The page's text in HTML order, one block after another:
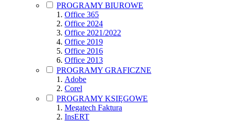
PROGRAMY BIUROWE
Office 365
Office 2024
Office 2021/2022
Office 2019
Office 2016
Office 2013
PROGRAMY GRAFICZNE
Adobe
Corel
PROGRAMY KSIĘGOWE
Megatech Faktura
InsERT